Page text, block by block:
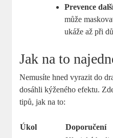
Prevence
může
ukáže až při
Jak na to
Nemusíte hned vyrazit do
dosáhli kýženého efektu.
tipů, jak na to:
Úkol
Doporučení